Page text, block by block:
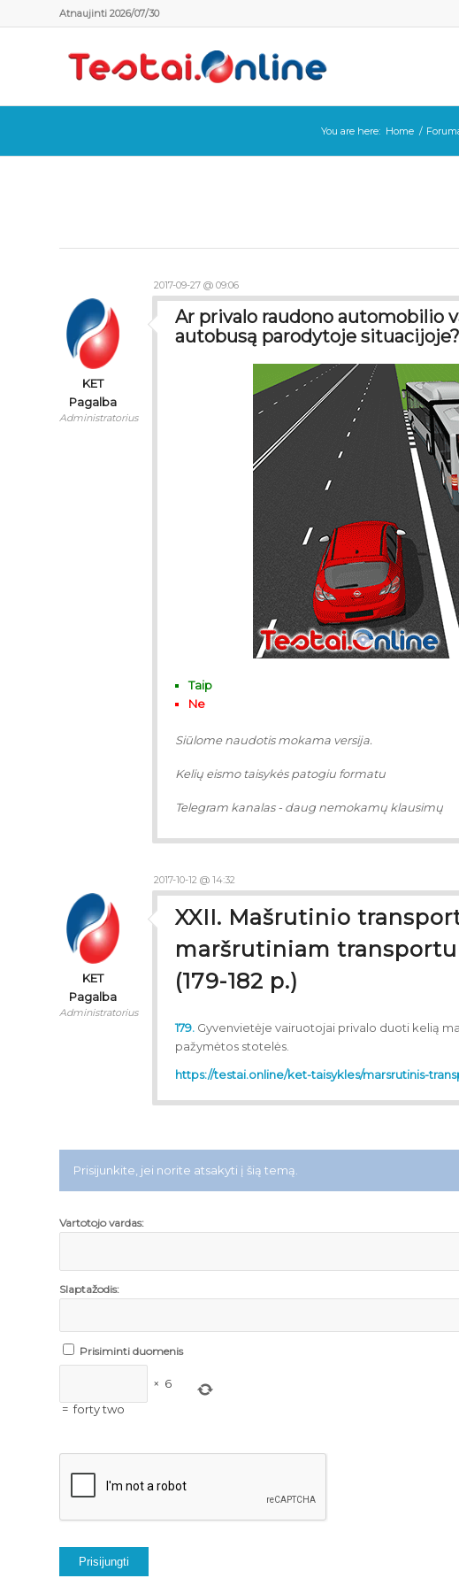
Atnaujinti 2026/07/30
You are here: Home /
2017-09-27 @ 09:06
KET
Pagalba
Administratorius
Ar privalo raudono automobilio
autobusą parodytoje situacijoje?
Taip
Ne
Siūlome naudotis mokama versija.
Kelių eismo taisykės patogiu formatu
Telegram kanalas - daug nemokamų klausimų
2017-10-12 @ 14:32
KET
Pagalba
Administratorius
XXII. Mašrutinio
maršrutiniam
(179-182 p.)
179. Gyvenvietėje vairuotojai privalo duoti kelią
pažymėtos stotelės.
https://testai.online/ket-taisykles/marsrutinis-
Prisijunkite, jei norite atsakyti į šią temą.
Vartotojo vardas:
Slaptažodis:
Prisiminti duomenis
× 6
= forty two
Prisijungti